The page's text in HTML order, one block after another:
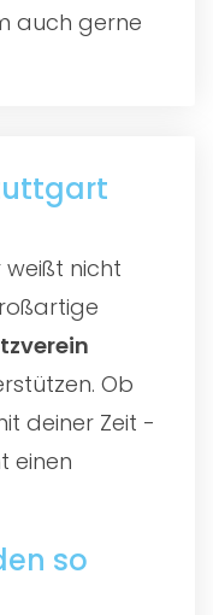
auch gerne
nicht
Ob
deiner Zeit -
einen
so